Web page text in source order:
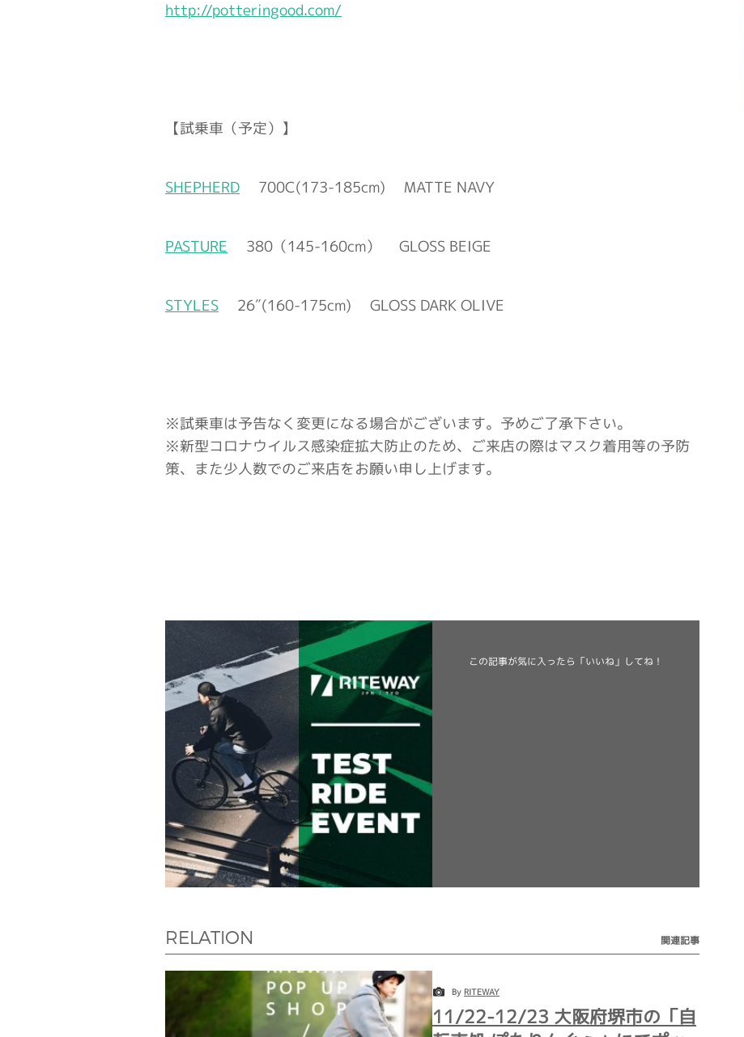
http://potteringood.com/
【試乗車（予定）】
SHEPHERD 700C(173-185cm) MATTE NAVY
PASTURE 380（145-160cm） GLOSS BEIGE
STYLES 26″(160-175cm) GLOSS DARK OLIVE
※試乗車は予告なく変更になる場合がございます。予めご了承下さい。
※新型コロナウイルス感染症拡大防止のため、ご来店の際はマスク着用等の予防
策、また少人数でのご来店をお願い申し上げます。
この記事が気に入ったら 「いいね」してね！
RELATION 関連記事
By RITEWAY
11/22-12/23 大阪府堺市の「自